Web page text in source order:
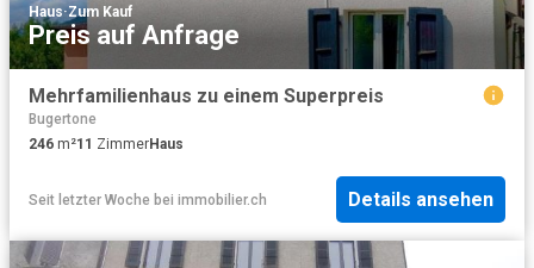
Haus·Zum Kauf
Preis auf Anfrage
Mehrfamilienhaus zu einem Superpreis
Bugertone
246 m²11 ZimmerHaus
Seit letzter Woche bei immobilier.ch Details ansehen